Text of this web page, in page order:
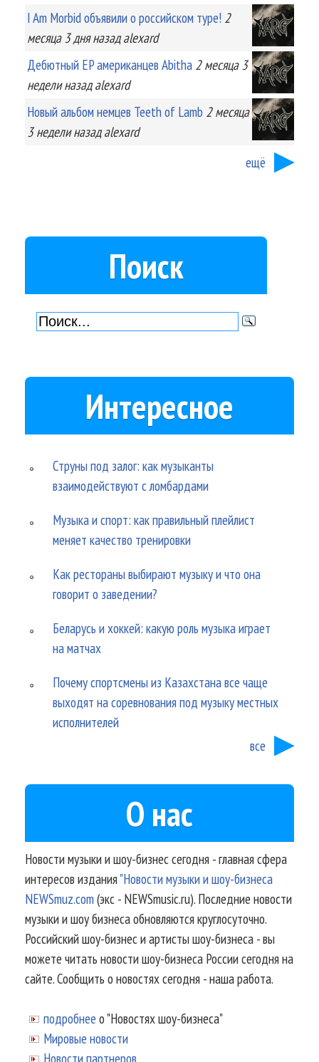
I Am Morbid объявили о российском туре! 2
месяца 3 дняназад alexard
Дебютный EP американцев Abitha 2 месяца 3
неделиназад alexard
Новый альбом немцев Teeth of Lamb 2 месяца
3 неделиназад alexard
ещё
Поиск
Интересное
Струны под залог: как музыканты
взаимодействуют с ломбардами
Музыка и спорт: как правильный плейлист
меняет качество тренировки
Как рестораны выбирают музыку и что она
говорит о заведении?
Беларусь и хоккей: какую роль музыка играет
на матчах
Почему спортсмены из Казахстана все чаще
выходят на соревнования под музыку местных
исполнителей
все
О нас
Новости музыки и шоу-бизнес сегодня - главная сфера
интересов издания"Новости музыки и шоу-бизнеса
NEWSmuz.com(экс - NEWSmusic.ru). Последние новости
музыки и шоу бизнеса обновляются круглосуточно.
Российский шоу-бизнес и артисты шоу-бизнеса - вы
можете читать новости шоу-бизнеса России сегодня на
сайте. Сообщить о новостях сегодня - наша работа.
подробнее о "Новостях шоу-бизнеса"
Мировые новости
Новости партнеров